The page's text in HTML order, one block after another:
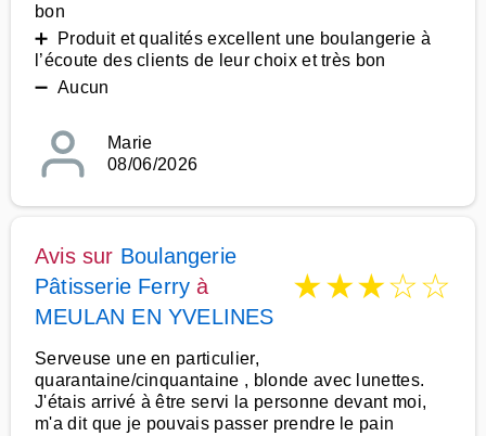
bon
➕ Produit et qualités excellent une boulangerie à
l’écoute des clients de leur choix et très bon
➖ Aucun
Marie
08/06/2026
Avis sur Boulangerie
Pâtisserie Ferry à
MEULAN EN YVELINES
★★★☆☆
Serveuse une en particulier,
quarantaine/cinquantaine , blonde avec lunettes.
J'étais arrivé à être servi la personne devant moi,
m'a dit que je pouvais passer prendre le pain